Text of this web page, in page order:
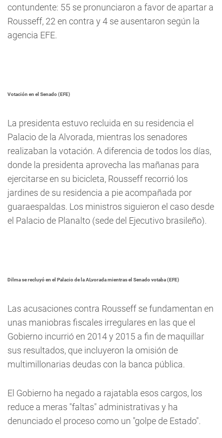
contundente: 55 se pronunciaron a favor de apartar a
Rousseff, 22 en contra y 4 se ausentaron según la
agencia EFE.
Votación en el Senado (EFE)
La presidenta estuvo recluida en su residencia el
Palacio de la Alvorada, mientras los senadores
realizaban la votación. A diferencia de todos los días,
donde la presidenta aprovecha las mañanas para
ejercitarse en su bicicleta, Rousseff recorrió los
jardines de su residencia a pie acompañada por
guaraespaldas. Los ministros siguieron el caso desde
el Palacio de Planalto (sede del Ejecutivo brasileño).
Dilma se recluyó en el Palacio de la ALvorada mientras el Senado votaba (EFE)
Las acusaciones contra Rousseff se fundamentan en
unas maniobras fiscales irregulares en las que el
Gobierno incurrió en 2014 y 2015 a fin de maquillar
sus resultados, que incluyeron la omisión de
multimillonarias deudas con la banca pública.
El Gobierno ha negado a rajatabla esos cargos, los
reduce a meras "faltas" administrativas y ha
denunciado el proceso como un "golpe de Estado".